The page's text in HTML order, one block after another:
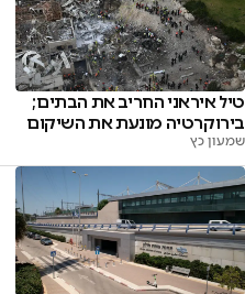
טיל איראני החריב את הבתים;
בירוקרטיה מונעת את השיקום
שמעון כץ